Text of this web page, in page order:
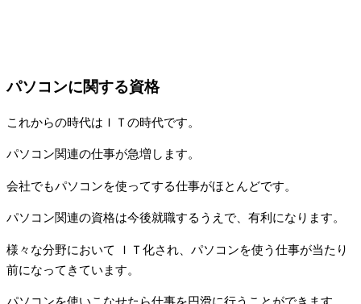
パソコンに関する資格
これからの時代はＩＴの時代です。
パソコン関連の仕事が急増します。
会社でもパソコンを使ってする仕事がほとんどです。
パソコン関連の資格は今後就職するうえで、有利になります。
様々な分野において ＩＴ化され、パソコンを使う仕事が当たり
前になってきています。